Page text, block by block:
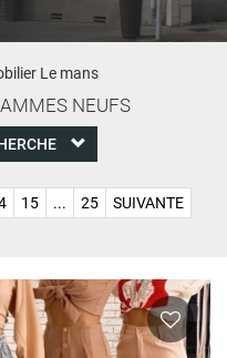
Le mans
NEUFS
15 ... 25 SUIVANTE